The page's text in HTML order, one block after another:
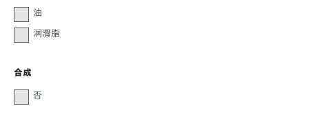
油
润滑脂
合成
否